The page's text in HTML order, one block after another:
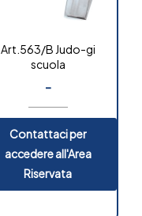
Art.563/B Judo-gi
scuola
-
Contattaci per
accedere all'Area
Riservata